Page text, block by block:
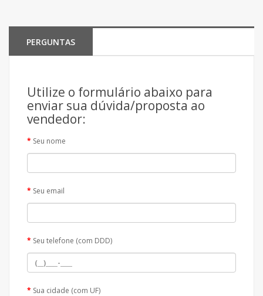
PERGUNTAS
Utilize o formulário abaixo para
enviar sua dúvida/proposta ao
vendedor:
Seu nome
Seu email
Seu telefone (com DDD)
Sua cidade (com UF)